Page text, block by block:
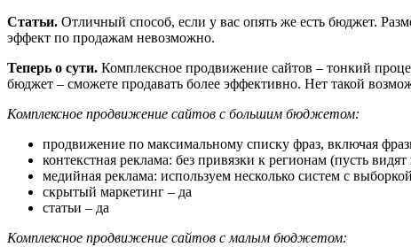
Статьи. Отличный способ, если у вас опять же есть бюджет.
эффект по продажам невозможно.
Теперь о сути. Комплексное продвижение сайтов – тонкий
бюджет – сможете продавать более эффективно. Нет такой
Комплексное продвижение сайтов с большим бюджетом:
продвижение по максимальному списку фраз, включая
контекстная реклама: без привязки к регионам (пусть
медийная реклама: используем несколько систем с
скрытый маркетинг – да
статьи – да
Комплексное продвижение сайтов с малым бюджетом: